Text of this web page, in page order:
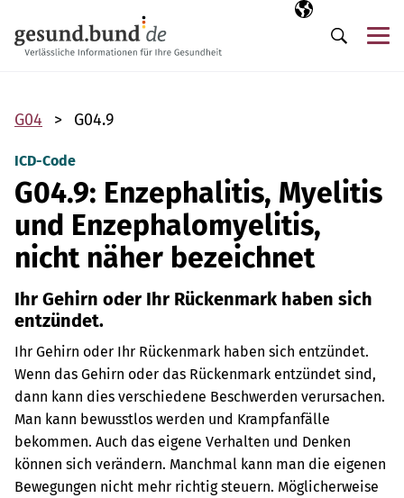
Ausgewählte
DE
Suche
G04 G04.9
ICD-Code
G04.9: Enzephalitis, Myelitis
und Enzephalomyelitis,
nicht näher bezeichnet
Ihr Gehirn oder Ihr Rückenmark haben sich
entzündet.
Ihr Gehirn oder Ihr Rückenmark haben sich entzündet.
Wenn das Gehirn oder das Rückenmark entzündet sind,
dann kann dies verschiedene Beschwerden verursachen.
Man kann bewusstlos werden und Krampfanfälle
bekommen. Auch das eigene Verhalten und Denken
können sich verändern. Manchmal kann man die eigenen
Bewegungen nicht mehr richtig steuern. Möglicherweise